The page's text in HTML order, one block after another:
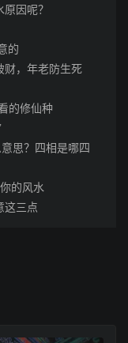
因呢？
的
财，年老防生死
的修仙种
思？四相是哪四
的风水
这三点